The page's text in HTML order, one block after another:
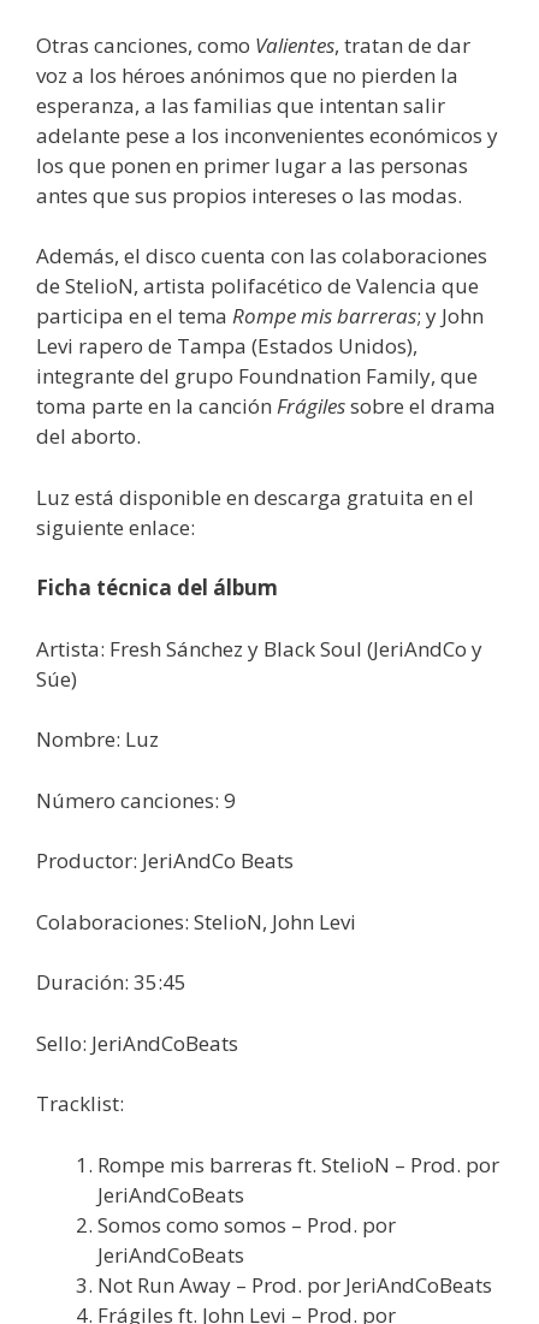
Otras canciones, como Valientes, tratan de dar
voz a los héroes anónimos que no pierden la
esperanza, a las familias que intentan salir
adelante pese a los inconvenientes económicos y
los que ponen en primer lugar a las personas
antes que sus propios intereses o las modas.
Además, el disco cuenta con las colaboraciones
de StelioN, artista polifacético de Valencia que
participa en el tema Rompe mis barreras; y John
Levi rapero de Tampa (Estados Unidos),
integrante del grupo Foundnation Family, que
toma parte en la canción Frágilessobre el drama
del aborto.
Luz está disponible en descarga gratuita en el
siguiente enlace:
Ficha técnica del álbum
Artista: Fresh Sánchez y Black Soul (JeriAndCo y
Súe)
Nombre: Luz
Número canciones: 9
Productor: JeriAndCo Beats
Colaboraciones: StelioN, John Levi
Duración: 35:45
Sello: JeriAndCoBeats
Tracklist:
Rompe mis barreras ft. StelioN – Prod. por
JeriAndCoBeats
Somos como somos – Prod. por
JeriAndCoBeats
Not Run Away – Prod. por JeriAndCoBeats
Frágiles ft. John Levi – Prod. por